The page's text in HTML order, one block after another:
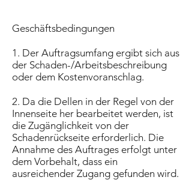
Geschäftsbedingungen
1. Der Auftragsumfang ergibt sich aus
der Schaden-/Arbeitsbeschreibung
oder dem Kostenvoranschlag.
2. Da die Dellen in der Regel von der
Innenseite her bearbeitet werden, ist
die Zugänglichkeit von der
Schadenrückseite erforderlich. Die
Annahme des Auftrages erfolgt unter
dem Vorbehalt, dass ein
ausreichender Zugang gefunden wird.